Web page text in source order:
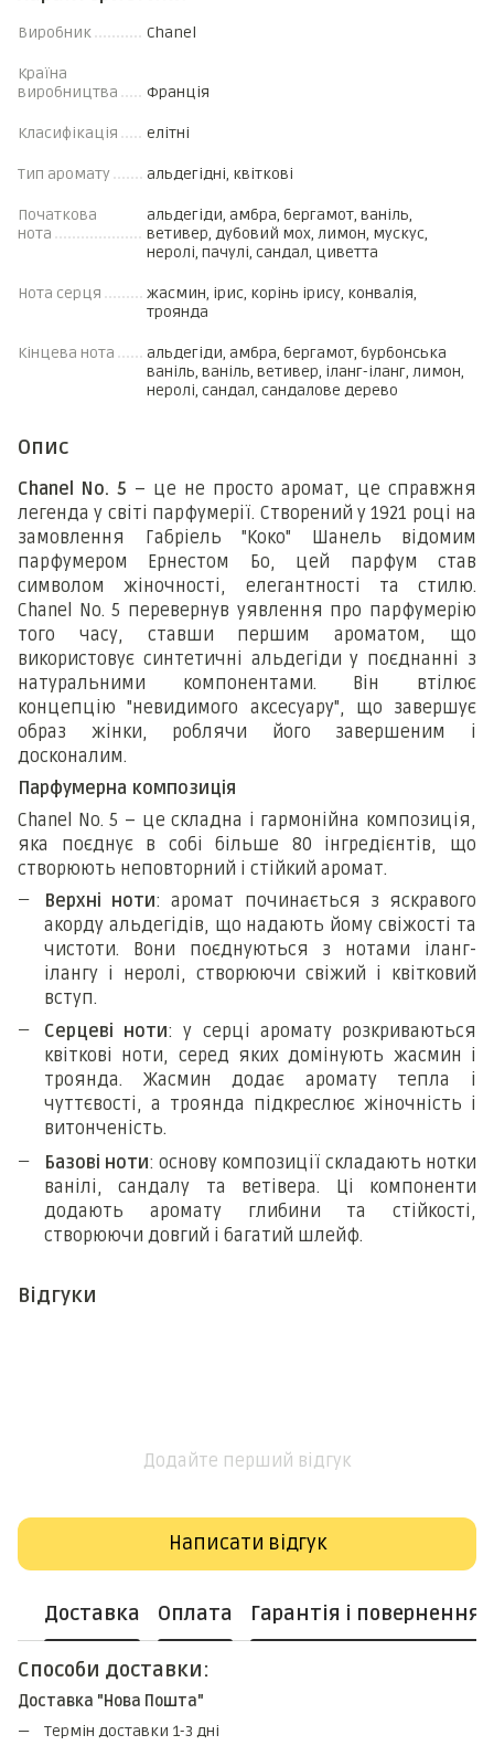
Виробник Chanel
Країна
виробництва
Франція
Класифікація елітні
Тип аромату альдегідні, квіткові
Початкова
нота
альдегіди, амбра, бергамот, ваніль,
ветивер, дубовий мох, лимон, мускус,
неролі, пачулі, сандал, циветта
Нота серця
жасмин, ірис, корінь ірису, конвалія,
троянда
Кінцева нота
альдегіди, амбра, бергамот, бурбонська
ваніль, ваніль, ветивер, іланг-іланг, лимон,
неролі, сандал, сандалове дерево
Опис
Chanel No. 5 – це не просто аромат, це справжня
легенда у світі парфумерії. Створений у 1921 році на
замовлення Габріель "Коко" Шанель відомим
парфумером Ернестом Бо, цей парфум став
символом жіночності, елегантності та стилю.
Chanel No. 5 перевернув уявлення про парфумерію
того часу, ставши першим ароматом, що
використовує синтетичні альдегіди у поєднанні з
натуральними компонентами. Він втілює
концепцію "невидимого аксесуару", що завершує
образ жінки, роблячи його завершеним і
досконалим.
Парфумерна композиція
Chanel No. 5 – це складна і гармонійна композиція,
яка поєднує в собі більше 80 інгредієнтів, що
створюють неповторний і стійкий аромат.
Верхні ноти: аромат починається з яскравого
акорду альдегідів, що надають йому свіжості та
чистоти. Вони поєднуються з нотами іланг-
ілангу і неролі, створюючи свіжий і квітковий
вступ.
Серцеві ноти: у серці аромату розкриваються
квіткові ноти, серед яких домінують жасмин і
троянда. Жасмин додає аромату тепла і
чуттєвості, а троянда підкреслює жіночність і
витонченість.
Базові ноти: основу композиції складають нотки
ванілі, сандалу та ветівера. Ці компоненти
додають аромату глибини та стійкості,
створюючи довгий і багатий шлейф.
Відгуки
Додайте перший відгук
Написати відгук
Доставка Оплата Гарантія і повернення
Способи доставки:
Доставка "Нова Пошта"
Термін доставки 1-3 дні